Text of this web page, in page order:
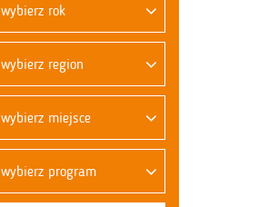
wybierz rok
wybierz region
wybierz miejsce
wybierz program